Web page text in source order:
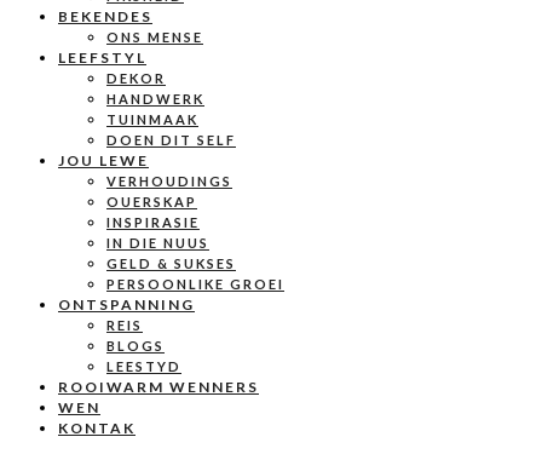
BEKENDES
ONS MENSE
LEEFSTYL
DEKOR
HANDWERK
TUINMAAK
DOEN DIT SELF
JOU LEWE
VERHOUDINGS
OUERSKAP
INSPIRASIE
IN DIE NUUS
GELD & SUKSES
PERSOONLIKE GROEI
ONTSPANNING
REIS
BLOGS
LEESTYD
ROOIWARM WENNERS
WEN
KONTAK